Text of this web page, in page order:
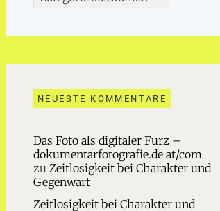
NEUESTE KOMMENTARE
Das Foto als digitaler Furz –
dokumentarfotografie.de at/com
zu Zeitlosigkeit bei Charakter und
Gegenwart
Zeitlosigkeit bei Charakter und